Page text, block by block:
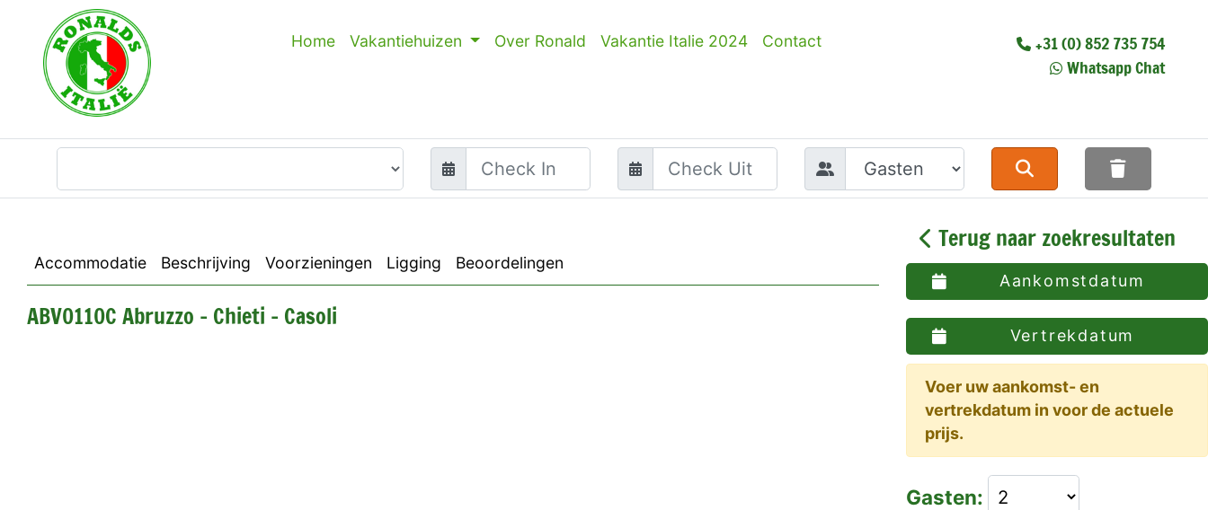
Home Vakantiehuizen Over Ronald Vakantie Italie 2024 Contact
+31 (0) 852 735 754
Whatsapp Chat
wilt u heen?
Accommodatie Beschrijving Voorzieningen Ligging Beoordelingen
ABV0110C Abruzzo - Chieti - Casoli
Terug naar zoekresultaten
Aankomstdatum
Vertrekdatum
Voer uw aankomst- en
vertrekdatum in voor de actuele
prijs.
Gasten: